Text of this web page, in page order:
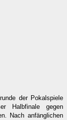
der Pokalspiele
Halbfinale gegen
Nach anfänglichen